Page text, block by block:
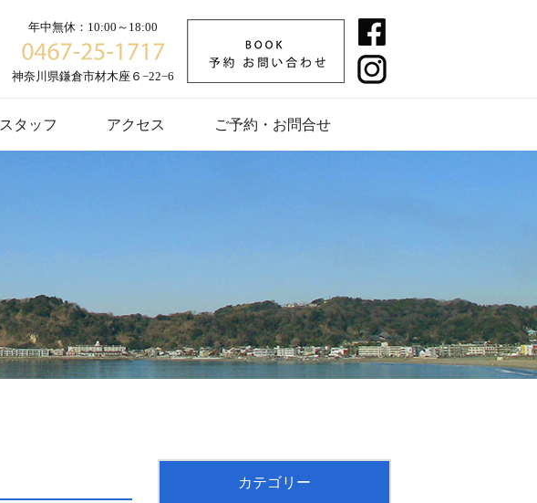
年中無休：10:00～18:00
神奈川県鎌倉市材木座６−22−6
スタッフ アクセス ご予約・お問合せ
カテゴリー